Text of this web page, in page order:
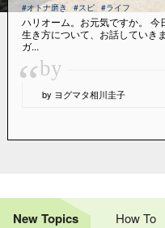
#オトナ磨き #スピ #ライフ
ハリオーム。お元気ですか。 今
生き方について、お話していき
ガ...
“by
by ヨグマタ相川圭子
New Topics How To